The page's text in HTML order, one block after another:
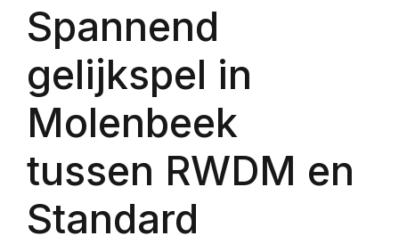
Spannend
gelijkspel in
Molenbeek
tussen RWDM en
Standard